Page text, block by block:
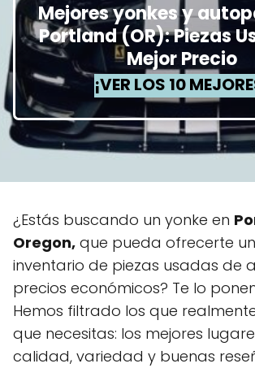
Mejores yonkes y
Portland (OR): Piezas
Mejor Precio
¡VER LOS 10
¿Estás buscando un yonke en
Oregon, que pueda ofrecerte
inventario de piezas usadas de
precios económicos? Te lo
Hemos filtrado los que
que necesitas: los mejores
calidad, variedad y buenas